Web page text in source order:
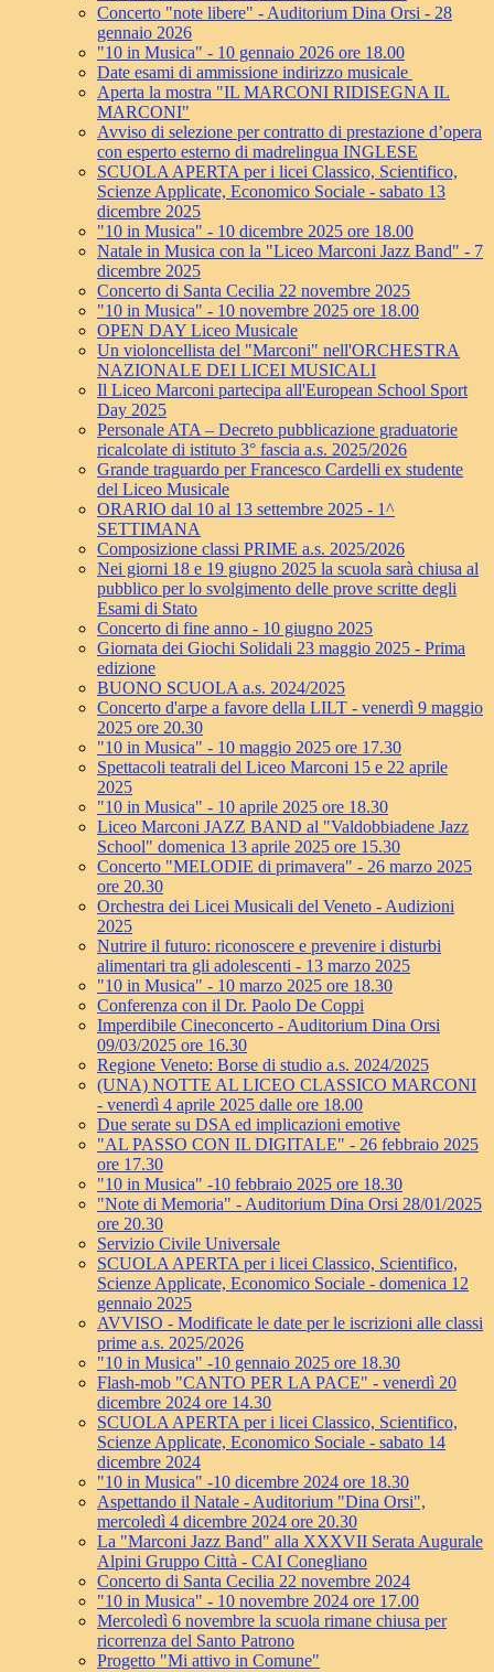
Concerto "note libere" - Auditorium Dina Orsi - 28
gennaio 2026
"10 in Musica" - 10 gennaio 2026 ore 18.00
Date esami di ammissione indirizzo musicale
Aperta la mostra "IL MARCONI RIDISEGNA IL
MARCONI"
Avviso di selezione per contratto di prestazione d’opera
con esperto esterno di madrelingua INGLESE
SCUOLA APERTA per i licei Classico, Scientifico,
Scienze Applicate, Economico Sociale - sabato 13
dicembre 2025
"10 in Musica" - 10 dicembre 2025 ore 18.00
Natale in Musica con la "Liceo Marconi Jazz Band" - 7
dicembre 2025
Concerto di Santa Cecilia 22 novembre 2025
"10 in Musica" - 10 novembre 2025 ore 18.00
OPEN DAY Liceo Musicale
Un violoncellista del "Marconi" nell'ORCHESTRA
NAZIONALE DEI LICEI MUSICALI
Il Liceo Marconi partecipa all'European School Sport
Day 2025
Personale ATA – Decreto pubblicazione graduatorie
ricalcolate di istituto 3° fascia a.s. 2025/2026
Grande traguardo per Francesco Cardelli ex studente
del Liceo Musicale
ORARIO dal 10 al 13 settembre 2025 - 1^
SETTIMANA
Composizione classi PRIME a.s. 2025/2026
Nei giorni 18 e 19 giugno 2025 la scuola sarà chiusa al
pubblico per lo svolgimento delle prove scritte degli
Esami di Stato
Concerto di fine anno - 10 giugno 2025
Giornata dei Giochi Solidali 23 maggio 2025 - Prima
edizione
BUONO SCUOLA a.s. 2024/2025
Concerto d'arpe a favore della LILT - venerdì 9 maggio
2025 ore 20.30
"10 in Musica" - 10 maggio 2025 ore 17.30
Spettacoli teatrali del Liceo Marconi 15 e 22 aprile
2025
"10 in Musica" - 10 aprile 2025 ore 18.30
Liceo Marconi JAZZ BAND al "Valdobbiadene Jazz
School" domenica 13 aprile 2025 ore 15.30
Concerto "MELODIE di primavera" - 26 marzo 2025
ore 20.30
Orchestra dei Licei Musicali del Veneto - Audizioni
2025
Nutrire il futuro: riconoscere e prevenire i disturbi
alimentari tra gli adolescenti - 13 marzo 2025
"10 in Musica" - 10 marzo 2025 ore 18.30
Conferenza con il Dr. Paolo De Coppi
Imperdibile Cineconcerto - Auditorium Dina Orsi
09/03/2025 ore 16.30
Regione Veneto: Borse di studio a.s. 2024/2025
(UNA) NOTTE AL LICEO CLASSICO MARCONI
- venerdì 4 aprile 2025 dalle ore 18.00
Due serate su DSA ed implicazioni emotive
"AL PASSO CON IL DIGITALE" - 26 febbraio 2025
ore 17.30
"10 in Musica" -10 febbraio 2025 ore 18.30
"Note di Memoria" - Auditorium Dina Orsi 28/01/2025
ore 20.30
Servizio Civile Universale
SCUOLA APERTA per i licei Classico, Scientifico,
Scienze Applicate, Economico Sociale - domenica 12
gennaio 2025
AVVISO - Modificate le date per le iscrizioni alle classi
prime a.s. 2025/2026
"10 in Musica" -10 gennaio 2025 ore 18.30
Flash-mob "CANTO PER LA PACE" - venerdì 20
dicembre 2024 ore 14.30
SCUOLA APERTA per i licei Classico, Scientifico,
Scienze Applicate, Economico Sociale - sabato 14
dicembre 2024
"10 in Musica" -10 dicembre 2024 ore 18.30
Aspettando il Natale - Auditorium "Dina Orsi",
mercoledì 4 dicembre 2024 ore 20.30
La "Marconi Jazz Band" alla XXXVII Serata Augurale
Alpini Gruppo Città - CAI Conegliano
Concerto di Santa Cecilia 22 novembre 2024
"10 in Musica" - 10 novembre 2024 ore 17.00
Mercoledì 6 novembre la scuola rimane chiusa per
ricorrenza del Santo Patrono
Progetto "Mi attivo in Comune"